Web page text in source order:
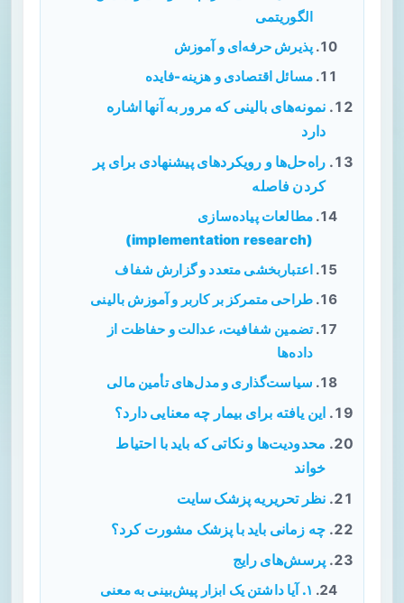
الگوریتمی
پذیرش حرفه‌ای و آموزش
مسائل اقتصادی و هزینه-فایده
نمونه‌های بالینی که مرور به آنها اشاره
دارد
راه‌حل‌ها و رویکردهای پیشنهادی برای پر
کردن فاصله
مطالعات پیاده‌سازی
(implementation research)
اعتباربخشی متعدد و گزارش شفاف
طراحی متمرکز بر کاربر و آموزش بالینی
تضمین شفافیت، عدالت و حفاظت از
داده‌ها
سیاست‌گذاری و مدل‌های تأمین مالی
این یافته برای بیمار چه معنایی دارد؟
محدودیت‌ها و نکاتی که باید با احتیاط
خواند
نظر تحریریه پزشک سایت
چه زمانی باید با پزشک مشورت کرد؟
پرسش‌های رایج
۱. آیا داشتن یک ابزار پیش‌بینی به معنی